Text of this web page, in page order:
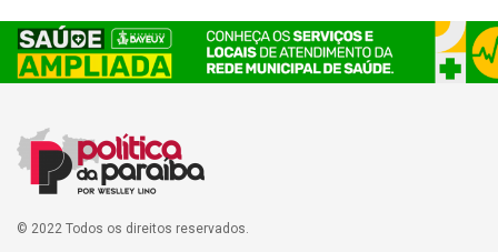
© 2022 Todos os direitos reservados.